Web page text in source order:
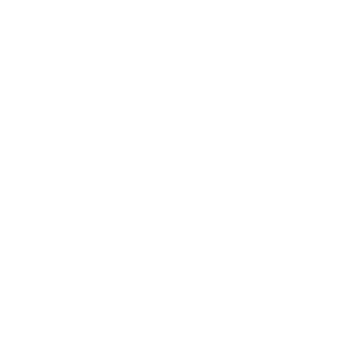
Industri Pembinaan Sarawak 2026 (IECONS 2026)
mempamerkan cadangan peta persempadanan semula
kerusi baharu, menjadikan jumlah keseluruhan kerusi DUN
Hamzah bahawa proses persempadanan semula oleh
ke tahap ini.
kerusi DUN daripada 82 kepada 99 sebelum kita
asas bagi pertambahan kerusi Parlimen pada masa
kerusi diluluskan DUN Sarawak, Nanta berkata beliau
itu pada pilihan raya akan datang, namun nampaknya ia
sebelum dapat dilaksanakan,” katanya.
dokumen berkenaan.